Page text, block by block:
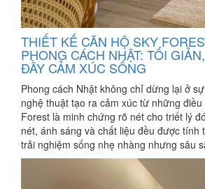
THIẾT KẾ CĂN HỘ SKY
PHONG CÁCH NHẬT: TỐI
ĐẦY CẢM XÚC SỐNG
Phong cách Nhật không chỉ dừng lại ở
nghệ thuật tạo ra cảm xúc từ những
Forest là minh chứng rõ nét cho triết lý
nét, ánh sáng và chất liệu đều được tính
trải nghiệm sống nhẹ nhàng nhưng sâu